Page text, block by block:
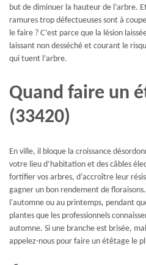
but de diminuer la hauteur de l’arbre.
ramures trop défectueuses sont à
le faire ? C’est parce que la lésion
laissant non desséché et courant le
qui tuent l’arbre.
Quand faire un
(33420)
En ville, il bloque la croissance
votre lieu d’habitation et des câbles
fortifier vos arbres, d’accroître leur
gagner un bon rendement de
l'automne ou au printemps, pendant
plantes que les professionnels
automne. Si une branche est brisée,
appelez-nous pour faire un étêtage le